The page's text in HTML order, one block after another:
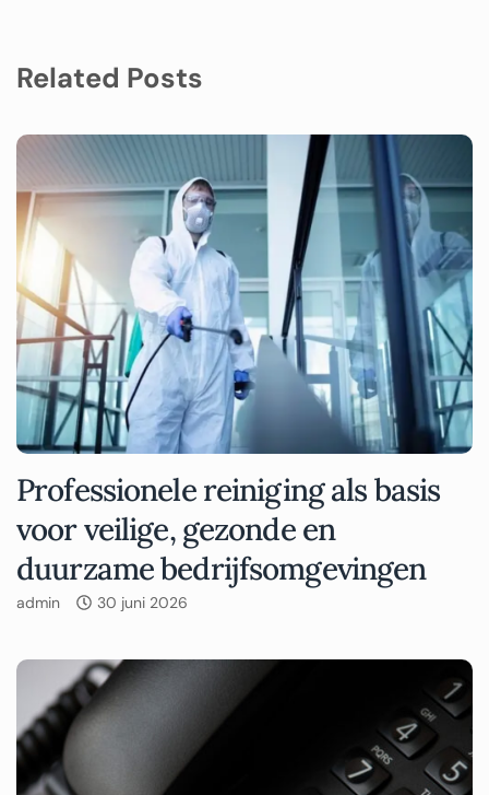
Related Posts
Professionele reiniging als basis
voor veilige, gezonde en
duurzame bedrijfsomgevingen
admin 30 juni 2026